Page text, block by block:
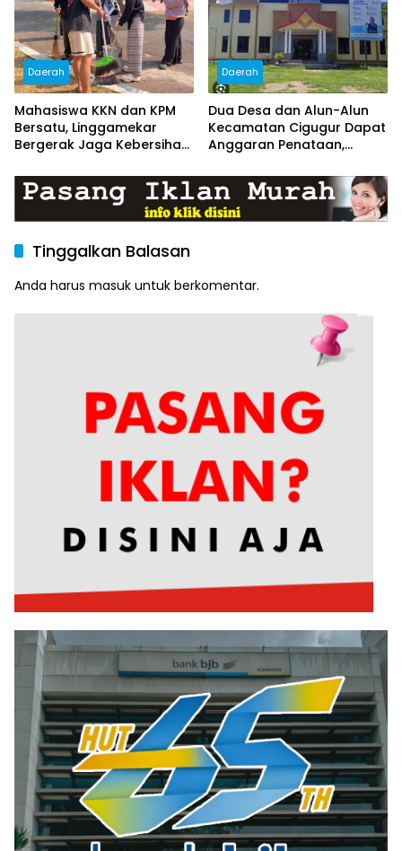
Daerah
Mahasiswa KKN dan KPM
Bersatu, Linggamekar
Bergerak Jaga Kebersihan
Daerah
Dua Desa dan Alun-Alun
Kecamatan Cigugur Dapat
Anggaran Penataan,
Publik yang Lebih Terang
dan Nyaman
Tinggalkan Balasan
Anda harus masuk untuk berkomentar.